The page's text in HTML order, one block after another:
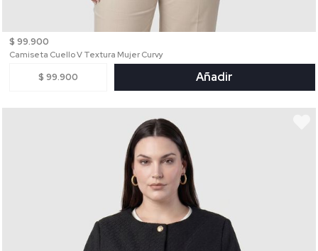
$ 99.900
Camiseta Cuello V Textura Mujer Curvy
$ 99.900 Añadir